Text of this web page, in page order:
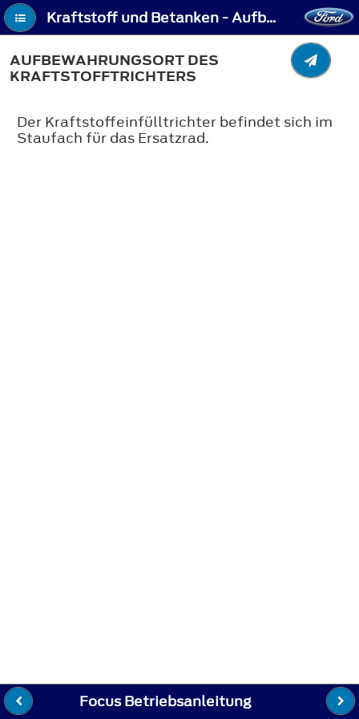
Kraftstoff und Betanken - Aufbewahrungsort des Kraftstofftrichters
AUFBEWAHRUNGSORT DES
KRAFTSTOFFTRICHTERS
Der Kraftstoffeinfülltrichter befindet sich im
Staufach für das Ersatzrad.
Focus Betriebsanleitung